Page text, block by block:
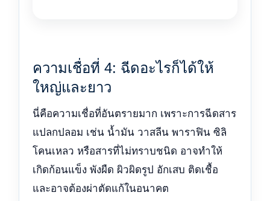
ความเชื่อที่ 4: ฉีดอะไรก็ได้ให้
ใหญ่และยาว
นี่คือความเชื่อที่อันตรายมาก เพราะการฉีดสาร
แปลกปลอม เช่น น้ำมัน วาสลีน พาราฟิน ซิลิ
โคนเหลว หรือสารที่ไม่ทราบชนิด อาจทำให้
เกิดก้อนแข็ง พังผืด ผิวผิดรูป อักเสบ ติดเชื้อ
และอาจต้องผ่าตัดแก้ในอนาคต